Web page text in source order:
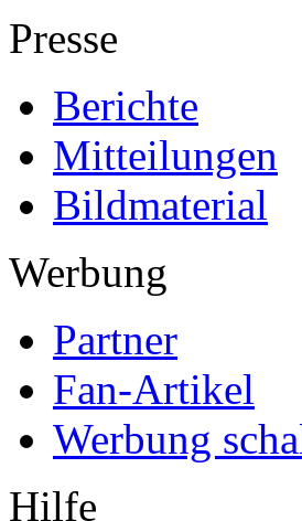
Presse
Berichte
Mitteilungen
Bildmaterial
Werbung
Partner
Fan-Artikel
Werbung
Hilfe